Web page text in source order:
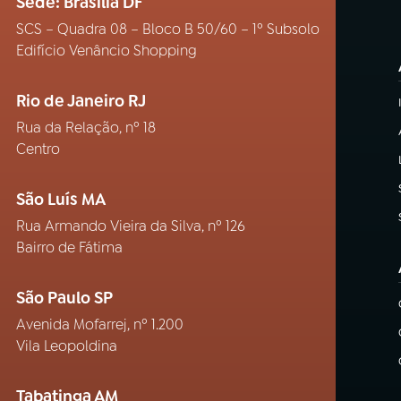
SCS – Quadra 08 – Bloco B 50/60 – 1º Subsolo
Edifício Venâncio Shopping
Rio de Janeiro RJ
Rua da Relação, nº 18
Centro
São Luís MA
Rua Armando Vieira da Silva, nº 126
Bairro de Fátima
São Paulo SP
Avenida Mofarrej, nº 1.200
Vila Leopoldina
Tabatinga AM